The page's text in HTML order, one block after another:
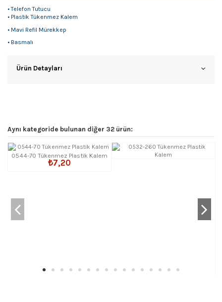
• Telefon Tutucu
• Plastik Tükenmez Kalem
• Mavi Refil Mürekkep
• Basmalı
Ürün Detayları
Aynı kategoride bulunan diğer 32 ürün:
0544-70 Tükenmez Plastik Kalem
₺7,20